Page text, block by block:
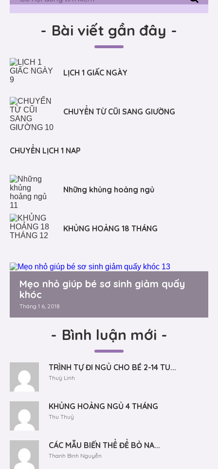
- Bài viết gần đây -
LỊCH 1 GIẤC NGÀY
CHUYỂN TỪ CŨI SANG GIƯỜNG
CHUYỂN LỊCH 1 NAP
Những khủng hoảng ngủ
KHỦNG HOẢNG 18 THÁNG
Mẹo nhỏ giúp bé sơ sinh giảm quấy
khóc
Tháng 1 6, 2018
- Bình luận mới -
TRÌNH TỰ ĐI NGỦ CHO BÉ 2-14 TU...
Thuỳ Linh
KHỦNG HOẢNG NGỦ 4 THÁNG
Thu Thuỷ
CÁC MẪU BIẾN THỂ ĐỂ BỎ NA...
Thanh Bình Nguyễn